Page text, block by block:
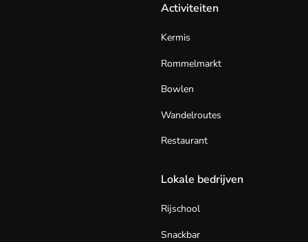
Activiteiten
Kermis
Rommelmarkt
Bowlen
Wandelroutes
Restaurant
Lokale bedrijven
Rijschool
Snackbar